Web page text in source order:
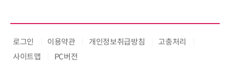
로그인 이용약관 개인정보취급방침
고충처리
사이트맵
PC버전